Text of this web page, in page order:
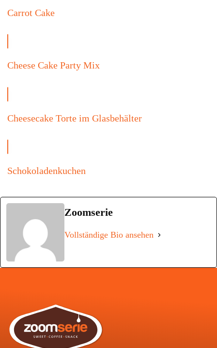
Carrot Cake
Cheese Cake Party Mix
Cheesecake Torte im Glasbehälter
Schokoladenkuchen
Zoomserie
Vollständige Bio ansehen